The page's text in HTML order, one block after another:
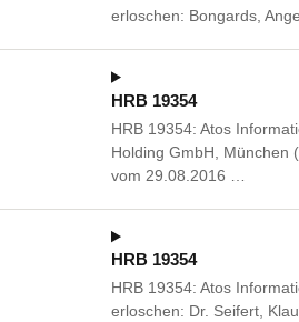
erloschen: Bongards,
HRB 19354
HRB 19354: Atos
Holding GmbH, München
vom 29.08.2016 …
HRB 19354
HRB 19354: Atos
erloschen: Dr. Seifert,